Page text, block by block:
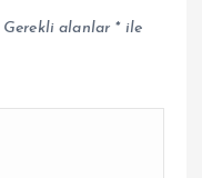
Gerekli alanlar *ile